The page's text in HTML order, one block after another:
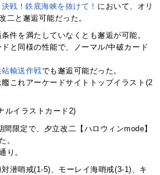
決戦！鉄底海峡を抜けて！ において、オリ
二と邂逅可能だった。
件を満たしていなくとも邂逅が可能。
と同様の性能で、ノーマル/中破カード
站輸送作戦でも邂逅可能だった。
これアーケードサイトトップイラスト(2
ルイラストカード2)
限定で、夕立改二【ハロウィンmode】
。
り。
潜哨戒(1-5)、モーレイ海哨戒(3-1)、キ